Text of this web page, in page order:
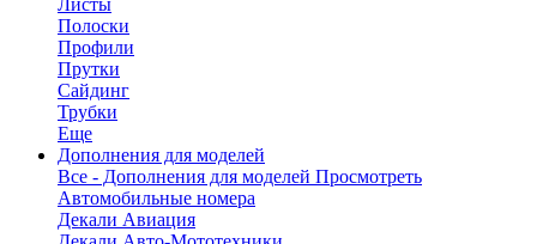
Листы
Полоски
Профили
Прутки
Сайдинг
Трубки
Еще
Дополнения для моделей
Все - Дополнения для моделей Просмотреть
Автомобильные номера
Декали Авиация